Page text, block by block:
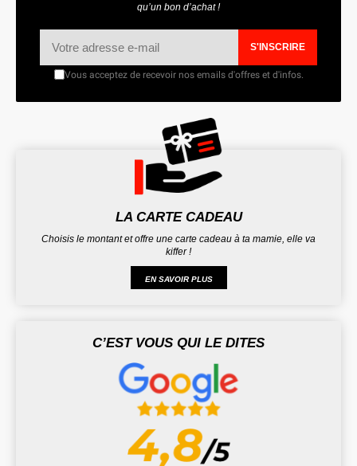
qu’un bon d’achat !
S'INSCRIRE
Vous acceptez de recevoir nos emails d'offres et d'infos.
LA CARTE CADEAU
Choisis le montant et offre une carte cadeau à ta mamie, elle va
kiffer !
EN SAVOIR PLUS
C’EST VOUS QUI LE DITES